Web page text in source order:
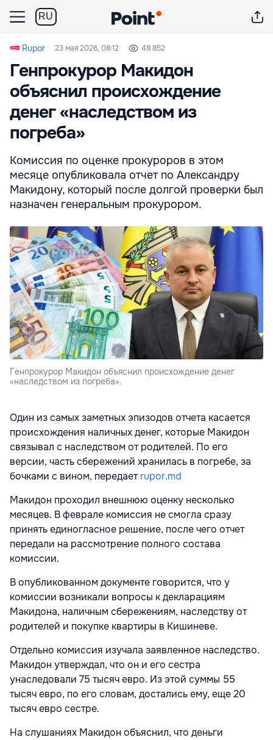
RU
Rupor 23 мая 2026, 08:12 48 852
Генпрокурор Макидон
объяснил происхождение
денег «наследством из
погреба»
Комиссия по оценке прокуроров в этом
месяце опубликовала отчет по Александру
Макидону, который после долгой проверки был
назначен генеральным прокурором.
Генпрокурор Макидон объяснил происхождение денег
«наследством из погреба».
Один из самых заметных эпизодов отчета касается
происхождения наличных денег, которые Макидон
связывал с наследством от родителей. По его
версии, часть сбережений хранилась в погребе, за
бочками с вином, передаетrupor.md
Макидон проходил внешнюю оценку несколько
месяцев. В феврале комиссия не смогла сразу
принять единогласное решение, после чего отчет
передали на рассмотрение полного состава
комиссии.
В опубликованном документе говорится, что у
комиссии возникали вопросы к декларациям
Макидона, наличным сбережениям, наследству от
родителей и покупке квартиры в Кишиневе.
Отдельно комиссия изучала заявленное наследство.
Макидон утверждал, что он и его сестра
унаследовали 75 тысяч евро. Из этой суммы 55
тысяч евро, по его словам, достались ему, еще 20
тысяч евро сестре.
На слушаниях Макидон объяснил, что деньги